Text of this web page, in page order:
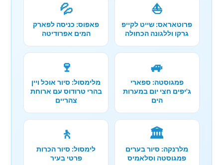
⛵
פרוטאראס: שייט לקייפ
גרקו וללגונה הכחולה
💦
פאפוס: כניסה לפארק
המים אפרודיטה
🚙
פמגוסטה: ספארי
ג'יפים חצי יום במערות
הים
🍷
מלימסול: סיור אוכל ויין
בהרי טרודוס עם ארוחת
צהריים
🏛️
מלרנקה: סיור בערים
פמגוסטה וסלאמיס
🚶
לימסול: סיור הכרות
פרטי בעיר